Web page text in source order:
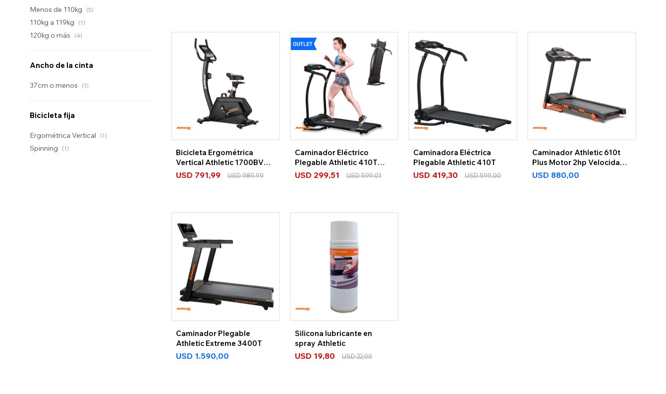
Bicicleta Ergométrica
Vertical Athletic 1700BVP
Bluetooth
USD 791,99 USD989,99
Caminador Eléctrico
Plegable Athletic 410T
OUTLET
USD 299,51 USD599,01
Caminadora Eléctrica
Plegable Athletic 410T
USD 419,30 USD599,00
Caminador Athletic 610t
Plus Motor 2hp Velocidad
Hasta 16km
USD 880,00
Caminador Plegable
Athletic Extreme 3400T
USD 1.590,00
Silicona lubricante en
spray Athletic
USD 19,80 USD22,00
Menos de 110kg (5)
110kg a 119kg (1)
120kg o más (4)
Ancho de la cinta
37cm o menos (1)
Bicicleta fija
Ergométrica Vertical (1)
Spinning (1)